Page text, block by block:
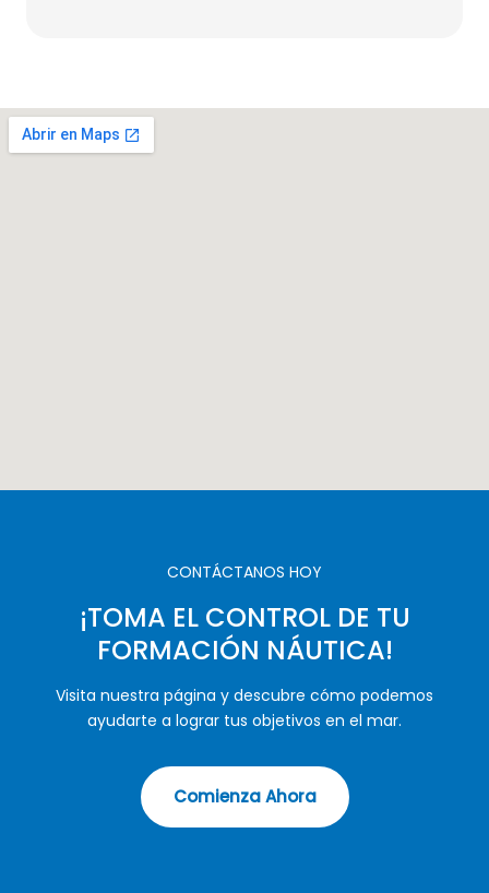
CONTÁCTANOS HOY
¡TOMA EL CONTROL DE TU
FORMACIÓN NÁUTICA!
Visita nuestra página y descubre cómo podemos
ayudarte a lograr tus objetivos en el mar.
Comienza Ahora